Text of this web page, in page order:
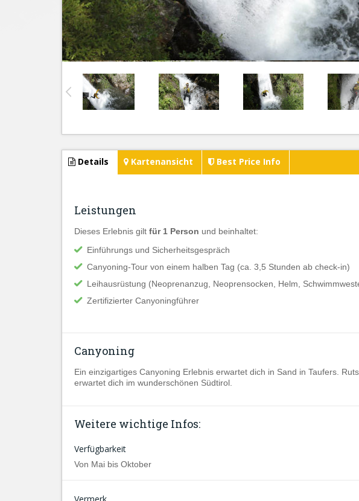
Details Kartenansicht Best Price Info
Leistungen
Dieses Erlebnis gilt für 1 Person und beinhaltet:
Einführungs und Sicherheitsgespräch
Canyoning-Tour von einem halben Tag (ca. 3,5 Stunden ab check-in)
Leihausrüstung (Neoprenanzug, Neoprensocken, Helm,
Zertifizierter Canyoningführer
Canyoning
Ein einzigartiges Canyoning Erlebnis erwartet dich in Sand in Taufers.
erwartet dich im wunderschönen Südtirol.
Weitere wichtige Infos:
Verfügbarkeit
Von Mai bis Oktober